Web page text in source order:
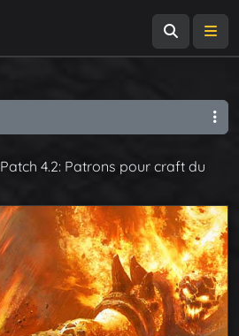
Patch 4.2: Patrons pour craft du